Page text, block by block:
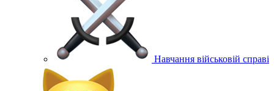
Навчання військовій справі